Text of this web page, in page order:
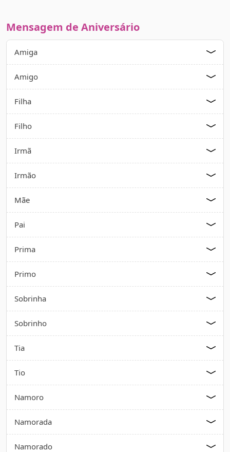
Mensagem de Aniversário
Amiga
Amigo
Filha
Filho
Irmã
Irmão
Mãe
Pai
Prima
Primo
Sobrinha
Sobrinho
Tia
Tio
Namoro
Namorada
Namorado